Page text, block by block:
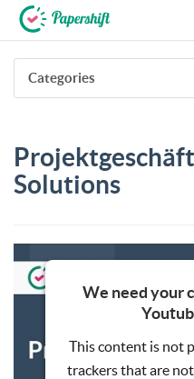
+49 721 50 95 79 69
Categories
Solutions
We need your
This content is not
trackers that are